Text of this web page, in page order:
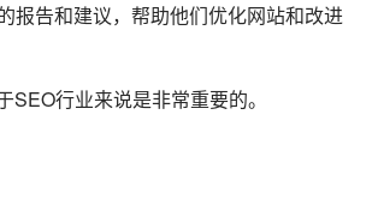
报告和建议，帮助他们优化网站和改进
行业来说是非常重要的。